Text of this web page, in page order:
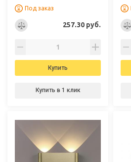
Под заказ
257.30 руб.
Купить
Купить в 1 клик